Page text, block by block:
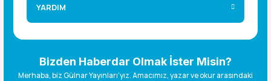
YARDIM
Bizden Haberdar Olmak İster Misin?
Merhaba, biz Gülnar Yayınları’yız. Amacımız, yazar ve okur arasındaki